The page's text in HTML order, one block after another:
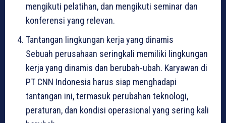
mengikuti pelatihan, dan mengikuti seminar dan
konferensi yang relevan.
Tantangan lingkungan kerja yang dinamis
Sebuah perusahaan seringkali memiliki lingkungan
kerja yang dinamis dan berubah-ubah. Karyawan di
PT CNN Indonesia harus siap menghadapi
tantangan ini, termasuk perubahan teknologi,
peraturan, dan kondisi operasional yang sering kali